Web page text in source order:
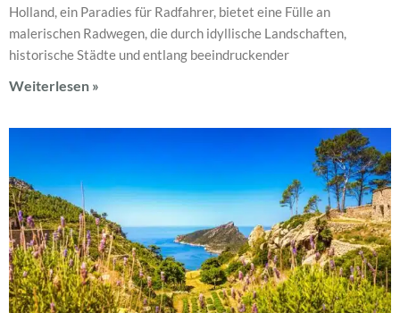
Holland, ein Paradies für Radfahrer, bietet eine Fülle an
malerischen Radwegen, die durch idyllische Landschaften,
historische Städte und entlang beeindruckender
Weiterlesen »